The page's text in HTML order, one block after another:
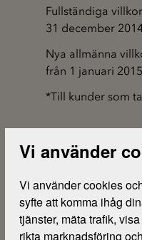
Fullständiga
31 december
Nya allmänna
från 1 januari
*Till kunder som
Försäkringsvillkor
Försäkringsvillkor
2020.04.20)
Vi använder
Vi använder cookies
syfte att komma ihåg
tjänster, mäta trafik,
rikta marknadsföring